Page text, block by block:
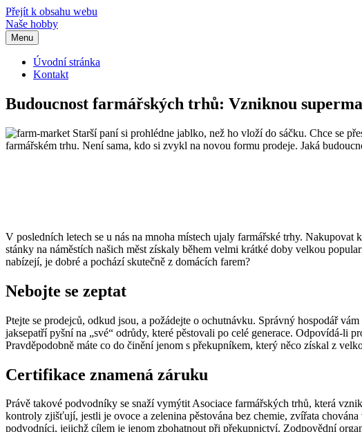
Přejít k obsahu webu
Naše hobby
Menu
Úvodní stránka
Kontakt
Budoucnost farmářských trhů: Vzniknou
Starší paní si prohlédne jablko, než ho vloží do sáčku. Chce se
farmářském trhu. Není sama, kdo si zvykl na novou formu prodeje. Jaká
V posledních letech se u nás na mnoha místech ujaly farmářské trhy.
stánky na náměstích našich měst získaly během velmi krátké doby velkou
nabízejí, je dobré a pochází skutečně z domácích farem?
Nebojte se zeptat
Ptejte se prodejců, odkud jsou, a požádejte o ochutnávku. Správný hospodář
jaksepatří pyšní na „své“ odrůdy, které pěstovali po celé generace. Odpovídá-li
Pravděpodobně máte co do činění jenom s překupníkem, který něco získal z
Certifikace znamená záruku
Právě takové podvodníky se snaží vymýtit Asociace farmářských trhů, která
kontroly zjišťují, jestli je ovoce a zelenina pěstována bez chemie, zvířata
podvodníci, jejichž cílem je jenom zbohatnout při překupnictví. Zodpovědní